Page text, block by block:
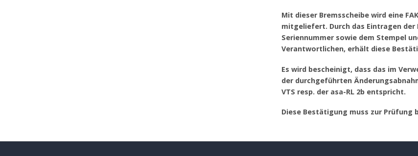
Mit dieser Bremsscheibe wird eine
mitgeliefert. Durch das Eintragen der
Seriennummer sowie dem Stempel
Verantwortlichen, erhält diese
Es wird bescheinigt, dass das im
der durchgeführten
VTS resp. der asa-RL 2b entspricht.
Diese Bestätigung muss zur